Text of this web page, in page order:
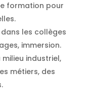
formation pour
les collèges
immersion.
industriel,
métiers, des